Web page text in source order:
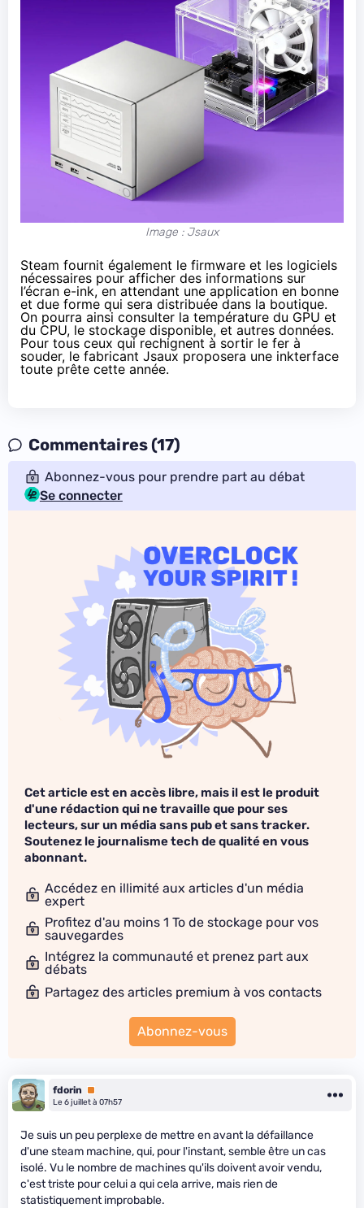
Image : Jsaux
Steam fournit également le firmware et les logiciels
nécessaires pour afficher des informations sur
l’écran e-ink, en attendant une application en bonne
et due forme qui sera distribuée dans la boutique.
On pourra ainsi consulter la température du GPU et
du CPU, le stockage disponible, et autres données.
Pour tous ceux qui rechignent à sortir le fer à
souder, le fabricant Jsaux proposera une inkterface
toute prête cette année.
Commentaires (17)
Abonnez-vous pour prendre part au débat
Se connecter
Cet article est en accès libre, mais il est le produit
d'une rédaction qui ne travaille que pour ses
lecteurs, sur un média sans pub et sans tracker.
Soutenez le journalisme tech de qualité en vous
abonnant.
Accédez en illimité aux articles d'un média
expert
Profitez d'au moins 1 To de stockage pour vos
sauvegardes
Intégrez la communauté et prenez part aux
débats
Partagez des articles premium à vos contacts
Abonnez-vous
fdorin
Premium
Le 6 juillet à 07h57
Je suis un peu perplexe de mettre en avant la défaillance
d'une steam machine, qui, pour l'instant, semble être un cas
isolé. Vu le nombre de machines qu'ils doivent avoir vendu,
c'est triste pour celui a qui cela arrive, mais rien de
statistiquement improbable.